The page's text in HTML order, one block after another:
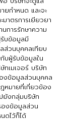
ยกำหนด และจะ
าตรการเยียวยา
นการรักษาความ
บข้อมูลมี
ส่วนบุคคลเทียบ
บผู้รับข้อมูลใน
ทเมเจอร์ บริษัท
องข้อมูลส่วนบุคคล
หมายที่เกี่ยวข้อง
ยังกลุ่มบริษัท
องข้อมูลส่วน
ดไว้ก็ได้